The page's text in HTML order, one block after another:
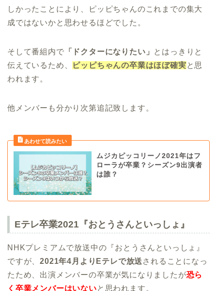
しかったことにより、ピッピちゃんのこれまでの集大
成ではないかと思わせるほどでした。
そして番組内で 「ドクターになりたい」 とはっきりと
伝えているため、
ピッピちゃんの卒業はほぼ確実と思
われます。
他メンバーも分かり次第追記致します。
ムジカピッコリーノ2021年はフ
ローラが卒業？シーズン9出演者
は誰？
Eテレ卒業2021『おとうさんといっしょ』
NHKプレミアムで放送中の『おとうさんといっしょ』
ですが、2021年4月よりEテレで放送 されることになっ
たため、出演メンバーの卒業が気になりましたが恐ら
く卒業メンバーはいないと思われます。